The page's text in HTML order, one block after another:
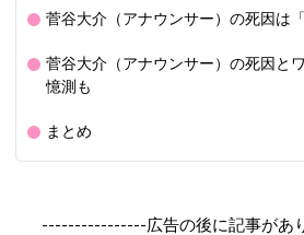
菅谷大介（アナウンサー）の死因は
菅谷大介（アナウンサー）の死因と
憶測も
まとめ
----------------広告の後に記事が